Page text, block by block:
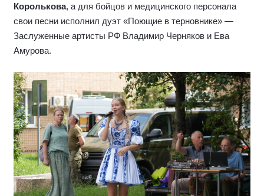
Королькова, а для бойцов и медицинского персонала
свои песни исполнил дуэт «Поющие в терновнике» —
Заслуженные артисты РФ Владимир Черняков и Ева
Амурова.